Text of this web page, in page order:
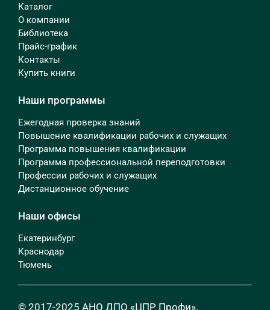
Каталог
О компании
Библиотека
Прайс-график
Контакты
Купить книги
Наши программы
Ежегодная проверка знаний
Повышение квалификации рабочих и служащих
Программа повышения квалификации
Программа профессиональной переподготовки
Профессии рабочих и служащих
Дистанционное обучение
Наши офисы
Екатеринбург
Краснодар
Тюмень
© 2017-2025 АНО ДПО «ЦПР Профи».